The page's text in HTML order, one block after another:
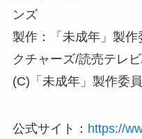
ンズ
製作：「未成年」製
クチャーズ/読売テレ
(C)「未成年」製作委
公式サイト： https://